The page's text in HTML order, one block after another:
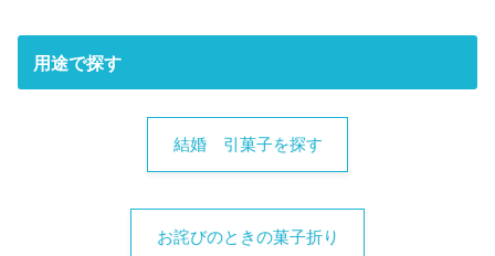
用途で探す
結婚 引菓子を探す
お詫びのときの菓子折り